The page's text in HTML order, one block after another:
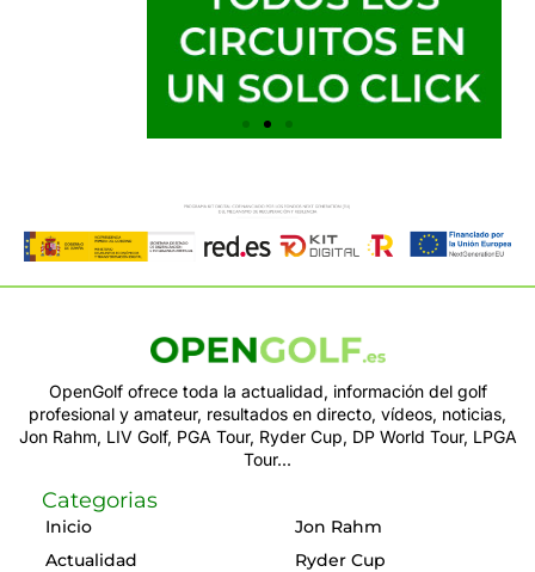
OpenGolf ofrece toda la actualidad, información del golf
profesional y amateur, resultados en directo, vídeos, noticias,
Jon Rahm, LIV Golf, PGA Tour, Ryder Cup, DP World Tour, LPGA
Tour...
Categorias
Inicio
Actualidad
Jon Rahm
Ryder Cup